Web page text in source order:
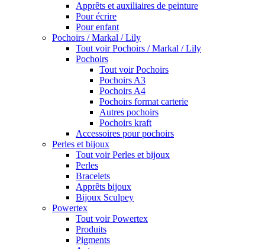
Apprêts et auxiliaires de peinture
Pour écrire
Pour enfant
Pochoirs / Markal / Lily
Tout voir Pochoirs / Markal / Lily
Pochoirs
Tout voir Pochoirs
Pochoirs A3
Pochoirs A4
Pochoirs format carterie
Autres pochoirs
Pochoirs kraft
Accessoires pour pochoirs
Perles et bijoux
Tout voir Perles et bijoux
Perles
Bracelets
Apprêts bijoux
Bijoux Sculpey
Powertex
Tout voir Powertex
Produits
Pigments